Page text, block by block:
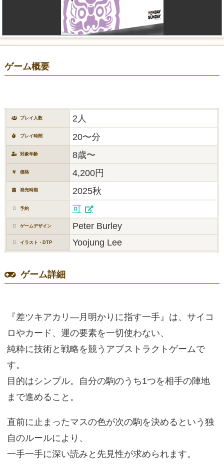
ゲーム概要
プレイ人数 2人
プレイ時間 20〜分
対象年齢 8歳〜
価格 4,200円
発売時期 2025秋
予約 可
ゲームデザイン Peter Burley
イラスト・DTP Yoojung Lee
ゲーム詳細
『差ツキアカリ—月明かりに指す一手』は、サイコ
ロやカード、運の要素を一切使わない、
純粋に技術と戦略を競うアブストラクトゲームで
す。
目的はシンプル。自分の駒のうち1つを相手の陣地
まで進めること。
直前に止まったマスの色が次の駒を決めるという独
自のルールにより、
一手一手に深い読みと先見性が求められます。